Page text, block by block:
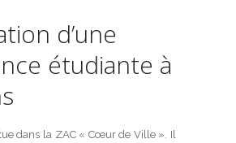
d’une
étudiante à
dans la ZAC « Cœur de Ville ». Il